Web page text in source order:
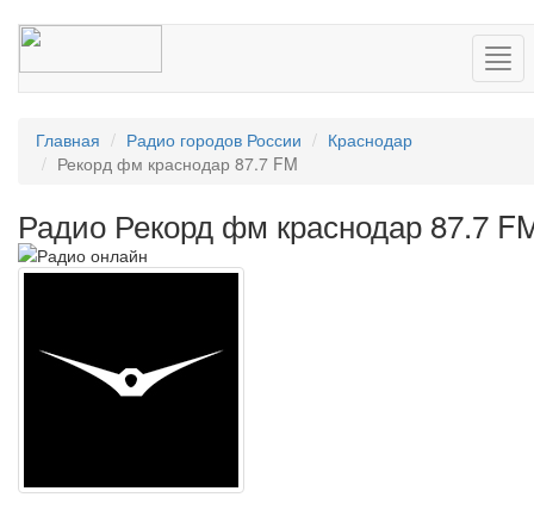
Главная Радио городов России
Краснодар
Рекорд фм краснодар 87.7 FM
Радио Рекорд фм краснодар 87.7